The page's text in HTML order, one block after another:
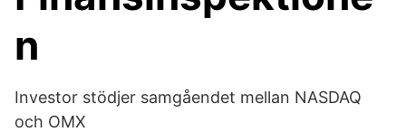
n
Investor stödjer samgåendet mellan NASDAQ
och OMX